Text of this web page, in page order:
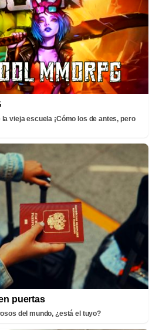
vieja escuela ¡Cómo los de antes, pero
puertas
del mundo, ¿está el tuyo?